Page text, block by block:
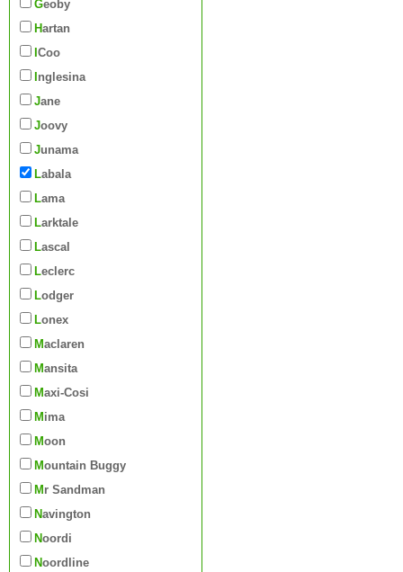
Geoby
Hartan
iCoo
Inglesina
Jane
Joovy
Junama
Labala
Lama
Larktale
Lascal
Leclerc
Lodger
Lonex
Maclaren
Mansita
Maxi-Cosi
Mima
Moon
Mountain Buggy
Mr Sandman
Navington
Noordi
Noordline